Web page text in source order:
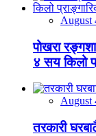
August
पोखरा
४ सय किलो
August
तरकारी